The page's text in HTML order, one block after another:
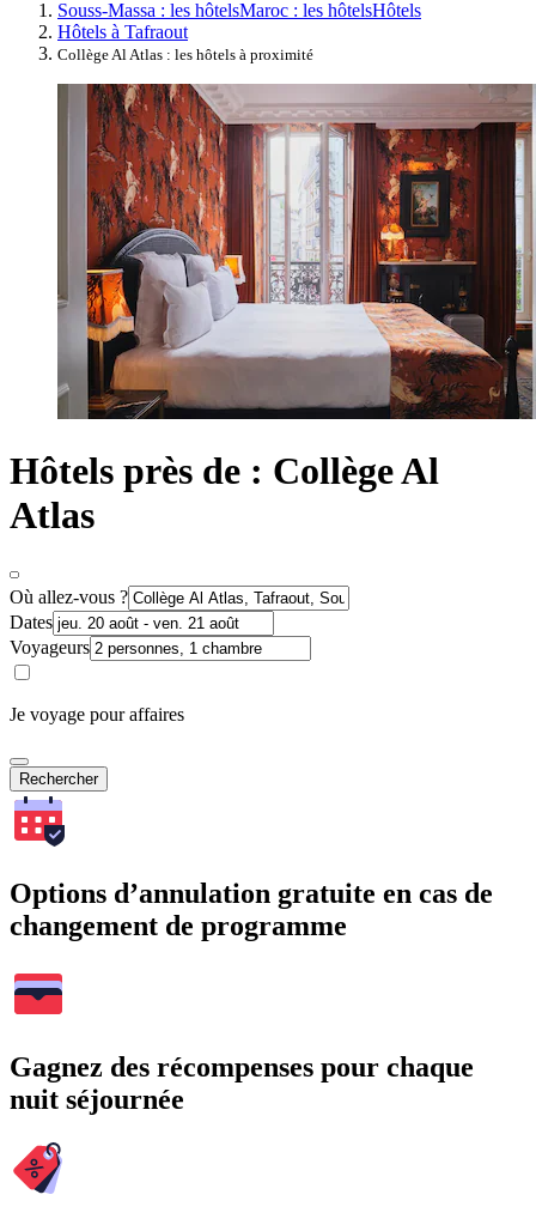
Souss-Massa : les hôtelsMaroc : les hôtelsHôtels
Hôtels à Tafraout
Collège Al Atlas : les hôtels à proximité
Hôtels près de : Collège Al
Atlas
Où allez-vous ?
Dates
Voyageurs
Je voyage pour affaires
Rechercher
Options d’annulation gratuite en cas de
changement de programme
Gagnez des récompenses pour chaque
nuit séjournée